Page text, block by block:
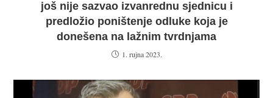
još nije sazvao izvanrednu sjednicu i
predložio poništenje odluke koja je
donešena na lažnim tvrdnjama
1. rujna 2023.